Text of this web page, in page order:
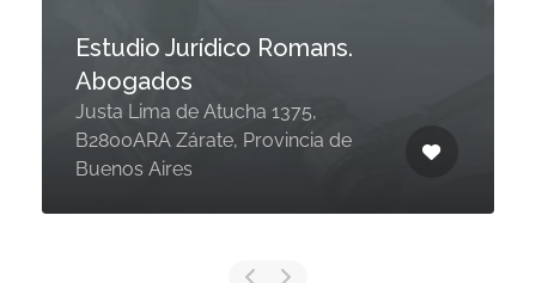
Estudio Jurídico Romans.
Abogados
Justa Lima de Atucha 1375,
B2800ARA Zárate, Provincia de
Buenos Aires